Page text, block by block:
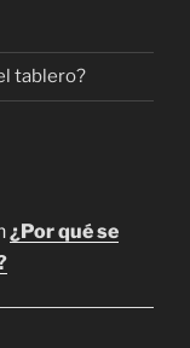
tablero?
¿Por qué se